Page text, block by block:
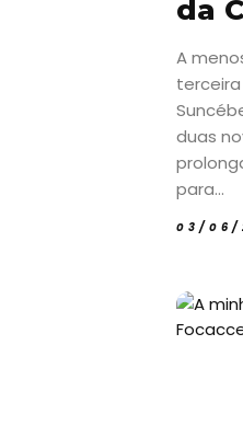
da
A
duas
para...
03/06/